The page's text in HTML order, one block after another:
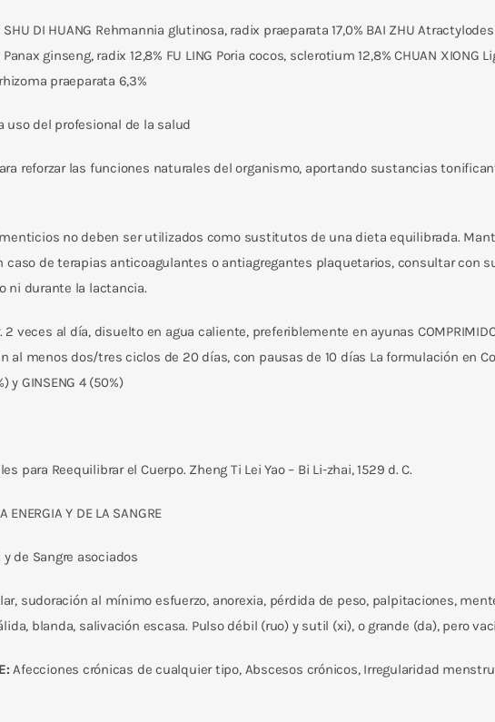
DI HUANG Rehmannia glutinosa, radix praeparata 17,0% BAI ZHU
ginseng, radix 12,8% FU LING Poria cocos, sclerotium 12,8% CHUAN
praeparata 6,3%
del profesional de la salud
reforzar las funciones naturales del organismo, aportando sustancias
no deben ser utilizados como sustitutos de una dieta equilibrada.
caso de terapias anticoagulantes o antiagregantes plaquetarios, consultar con
ni durante la lactancia.
2 veces al día, disuelto en agua caliente, preferiblemente en ayunas
al menos dos/tres ciclos de 20 días, con pausas de 10 días La formulación en
y GINSENG 4 (50%)
para Reequilibrar el Cuerpo. Zheng Ti Lei Yao – Bi Li-zhai, 1529 d. C.
ENERGIA Y DE LA SANGRE
de Sangre asociados
sudoración al mínimo esfuerzo, anorexia, pérdida de peso, palpitaciones,
blanda, salivación escasa. Pulso débil (ruo) y sutil (xi), o grande (da), pero
Afecciones crónicas de cualquier tipo, Abscesos crónicos, Irregularidad